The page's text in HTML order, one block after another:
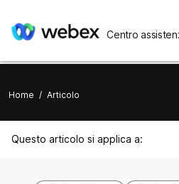
Centro
Home / Articolo
Questo articolo si applica a: